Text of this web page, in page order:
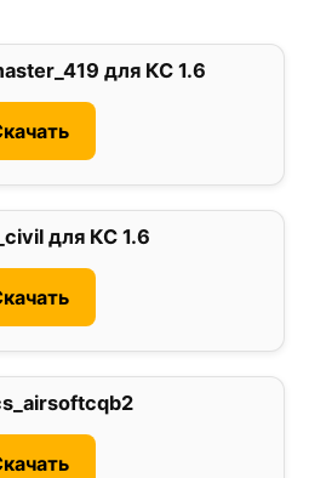
для КС 1.6
для КС 1.6